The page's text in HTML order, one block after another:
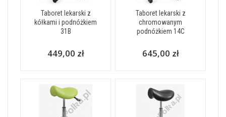
Taboret lekarski z
kółkami i podnóżkiem
31B
449,00 zł
Taboret lekarski z
chromowanym
podnóżkiem 14C
645,00 zł